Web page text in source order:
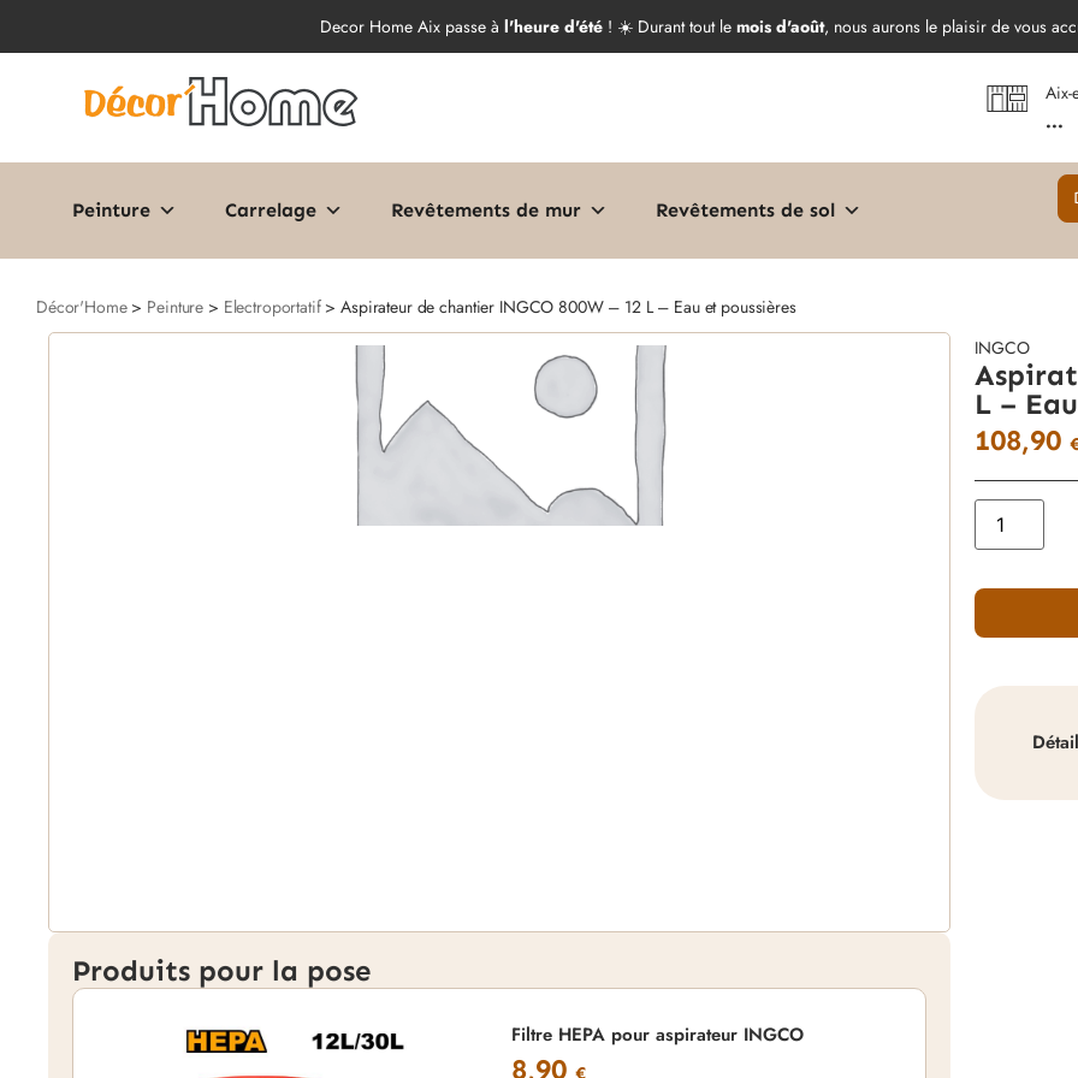
Decor Home Aix passe à l'heure d'été ! ☀️ Durant tout le mois d'août, nous aurons le plaisir de vous
Aix-
...
Peinture Carrelage Revêtements de mur Revêtements de sol
Décor'Home> Peinture > Electroportatif> Aspirateur de chantier INGCO 800W – 12 L – Eau et poussières
Produits pour la pose
Filtre HEPA pour aspirateur INGCO
8,90€
INGCO
L –
108,90